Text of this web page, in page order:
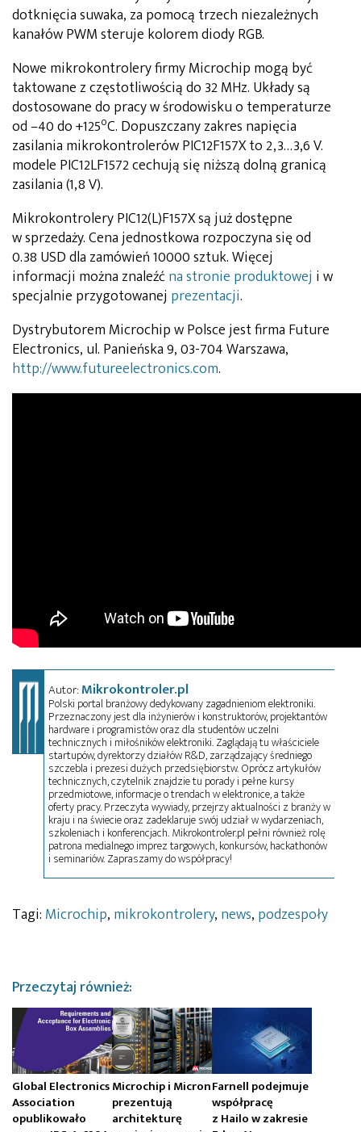
dotknięcia suwaka, za pomocą trzech niezależnych
kanałów PWM steruje kolorem diody RGB.
Nowe mikrokontrolery firmy Microchip mogą być
taktowane z częstotliwością do 32 MHz. Układy są
dostosowane do pracy w środowisku o temperaturze
od –40 do +125oC. Dopuszczany zakres napięcia
zasilania mikrokontrolerów PIC12F157X to 2,3…3,6 V.
modele PIC12LF1572 cechują się niższą dolną granicą
zasilania (1,8 V).
Mikrokontrolery PIC12(L)F157X są już dostępne
w sprzedaży. Cena jednostkowa rozpoczyna się od
0.38 USD dla zamówień 10000 sztuk. Więcej
informacji można znaleźćna stronie produktowej i w
specjalnie przygotowanej prezentacji.
Dystrybutorem Microchip w Polsce jest firma Future
Electronics, ul. Panieńska 9, 03-704 Warszawa,
http://www.futureelectronics.com.
Autor:Mikrokontroler.pl
Polski portal branżowy dedykowany zagadnieniom elektroniki.
Przeznaczony jest dla inżynierów i konstruktorów, projektantów
hardware i programistów oraz dla studentów uczelni
technicznych i miłośników elektroniki. Zaglądają tu właściciele
startupów, dyrektorzy działów R&D, zarządzający średniego
szczebla i prezesi dużych przedsiębiorstw. Oprócz artykułów
technicznych, czytelnik znajdzie tu porady i pełne kursy
przedmiotowe, informacje o trendach w elektronice, a także
oferty pracy. Przeczyta wywiady, przejrzy aktualności z branży w
kraju i na świecie oraz zadeklaruje swój udział w wydarzeniach,
szkoleniach i konferencjach. Mikrokontroler.pl pełni również rolę
patrona medialnego imprez targowych, konkursów, hackathonów
i seminariów. Zapraszamy do współpracy!
Tagi: Microchip, mikrokontrolery, news, podzespoły
Przeczytaj również:
Global Electronics
Association
opublikowało
Microchip i Micron
prezentują
architekturę
Farnell podejmuje
współpracę
z Hailo w zakresie